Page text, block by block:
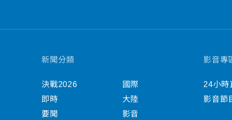
新聞分類
決戰2026
即時
要聞
國際
大陸
影音
影音專
24小時
影音節